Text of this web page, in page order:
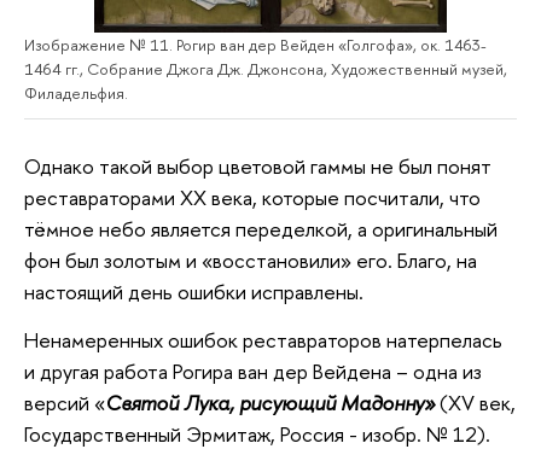
Изображение № 11. Рогир ван дер Вейден «Голгофа», ок. 1463-
1464 гг., Собрание Джога Дж. Джонсона, Художественный музей,
Филадельфия.
Однако такой выбор цветовой гаммы не был понят
реставраторами XX века, которые посчитали, что
тёмное небо является переделкой, а оригинальный
фон был золотым и «восстановили» его. Благо, на
настоящий день ошибки исправлены.
Ненамеренных ошибок реставраторов натерпелась
и другая работа Рогира ван дер Вейдена – одна из
версий «Святой Лука, рисующий Мадонну»(ХV век,
Государственный Эрмитаж, Россия - изобр. № 12).